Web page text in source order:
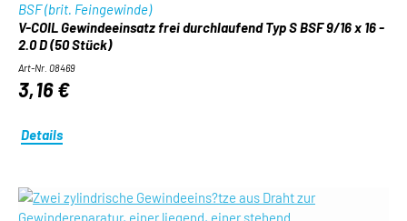
BSF (brit. Feingewinde)
V-COIL Gewindeeinsatz frei durchlaufend Typ S BSF 9/16 x 16 -
2.0 D (50 Stück)
Art-Nr. 08469
3,16 €
Details